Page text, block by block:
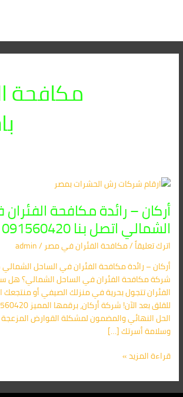
مكافحة
أركان – رائدة مكافحة
الشمالي اتصل بنا 01091560420
اترك تعليقاً/مكافحة الفئران​ في مصر/
admin
أركان – رائدة مكافحة الفئران في الساحل
شركة مكافحة الفئران في الساحل الشمالي؟ هل
الفئران تتجول بحرية في منزلك الصيفي أو منتجعك
الحل النهائي والمضمون لمشكلة القوارض
وسلامة أسرتك […]
أركان
رائدة
مكافحة
الفئران
في
الساحل
الشمالي
اتصل
بنا
01091560420
قراءة المزيد »